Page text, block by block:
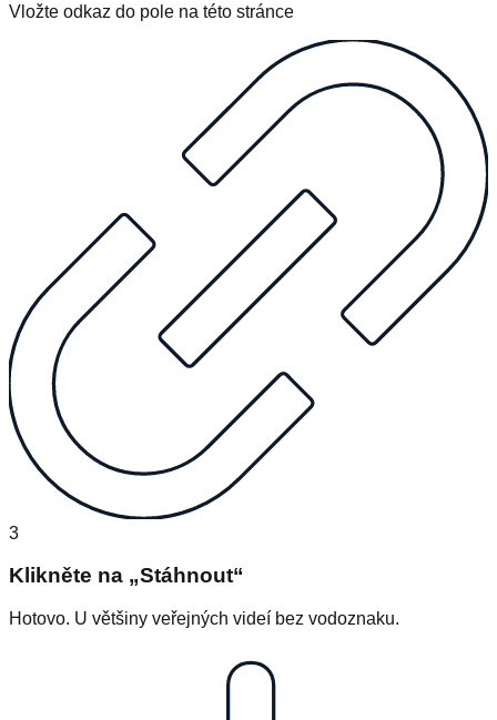
Vložte odkaz do pole na této stránce
3
Klikněte na „Stáhnout“
Hotovo. U většiny veřejných videí bez vodoznaku.